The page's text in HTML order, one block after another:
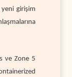
yeni girişim
ve Zone 5